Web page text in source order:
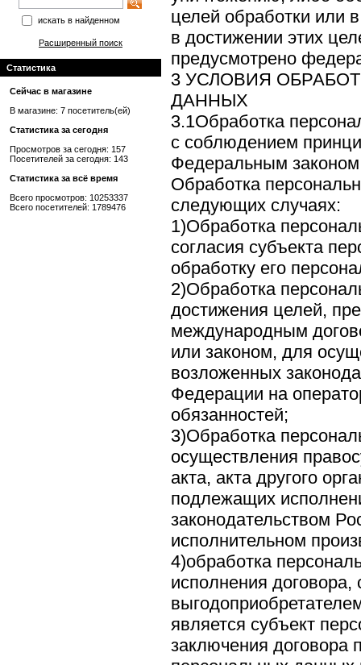
искать в найденном
Расширенный поиск
Статистика
Сейчас в магазине
В магазине: 7 посетитель(ей)
Статистика за сегодня
Просмотров за сегодня: 157
Посетителей за сегодня: 143
Статистика за всё время
Всего просмотров: 10253337
Всего посетителей: 1789476
целей обработки или
в достижении этих
предусмотрено
3 УСЛОВИЯ
ДАННЫХ
3.1Обработка
с соблюдением
Федеральным
Обработка
следующих случаях:
1)Обработка
согласия субъекта
обработку его
2)Обработка
достижения целей,
международным
или законом, для
возложенных
Федерации на
обязанностей;
3)Обработка
осуществления
акта, акта другого
подлежащих
законодательством
исполнительном
4)обработка
исполнения договора,
является субъект
заключения договора